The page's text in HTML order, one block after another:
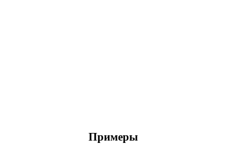
Примеры